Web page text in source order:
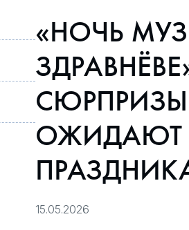
«НОЧЬ
ОЖИДАЮТ
15.05.2026